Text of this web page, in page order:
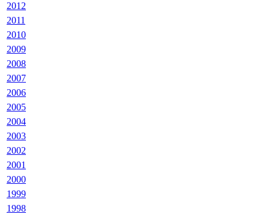
2012
2011
2010
2009
2008
2007
2006
2005
2004
2003
2002
2001
2000
1999
1998